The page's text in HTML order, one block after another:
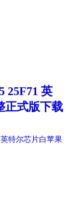
25F71 英
正式版下载